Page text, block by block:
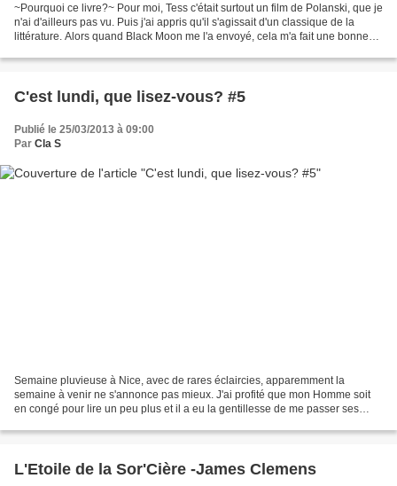
~Pourquoi ce livre?~ Pour moi, Tess c'était surtout un film de Polanski, que je
n'ai d'ailleurs pas vu. Puis j'ai appris qu'il s'agissait d'un classique de la
littérature. Alors quand Black Moon me l'a envoyé, cela m'a fait une bonne
C'est lundi, que lisez-vous? #5
Publié le 25/03/2013 à 09:00
Par Cla S
Semaine pluvieuse à Nice, avec de rares éclaircies, apparemment la
semaine à venir ne s'annonce pas mieux. J'ai profité que mon Homme soit
en congé pour lire un peu plus et il a eu la gentillesse de me passer ses
L'Etoile de la Sor'Cière -James Clemens